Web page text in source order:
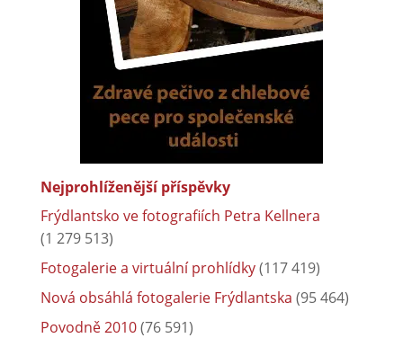
Nejprohlíženější příspěvky
Frýdlantsko ve fotografiích Petra Kellnera
(1 279 513)
Fotogalerie a virtuální prohlídky(117 419)
Nová obsáhlá fotogalerie Frýdlantska (95 464)
Povodně 2010(76 591)